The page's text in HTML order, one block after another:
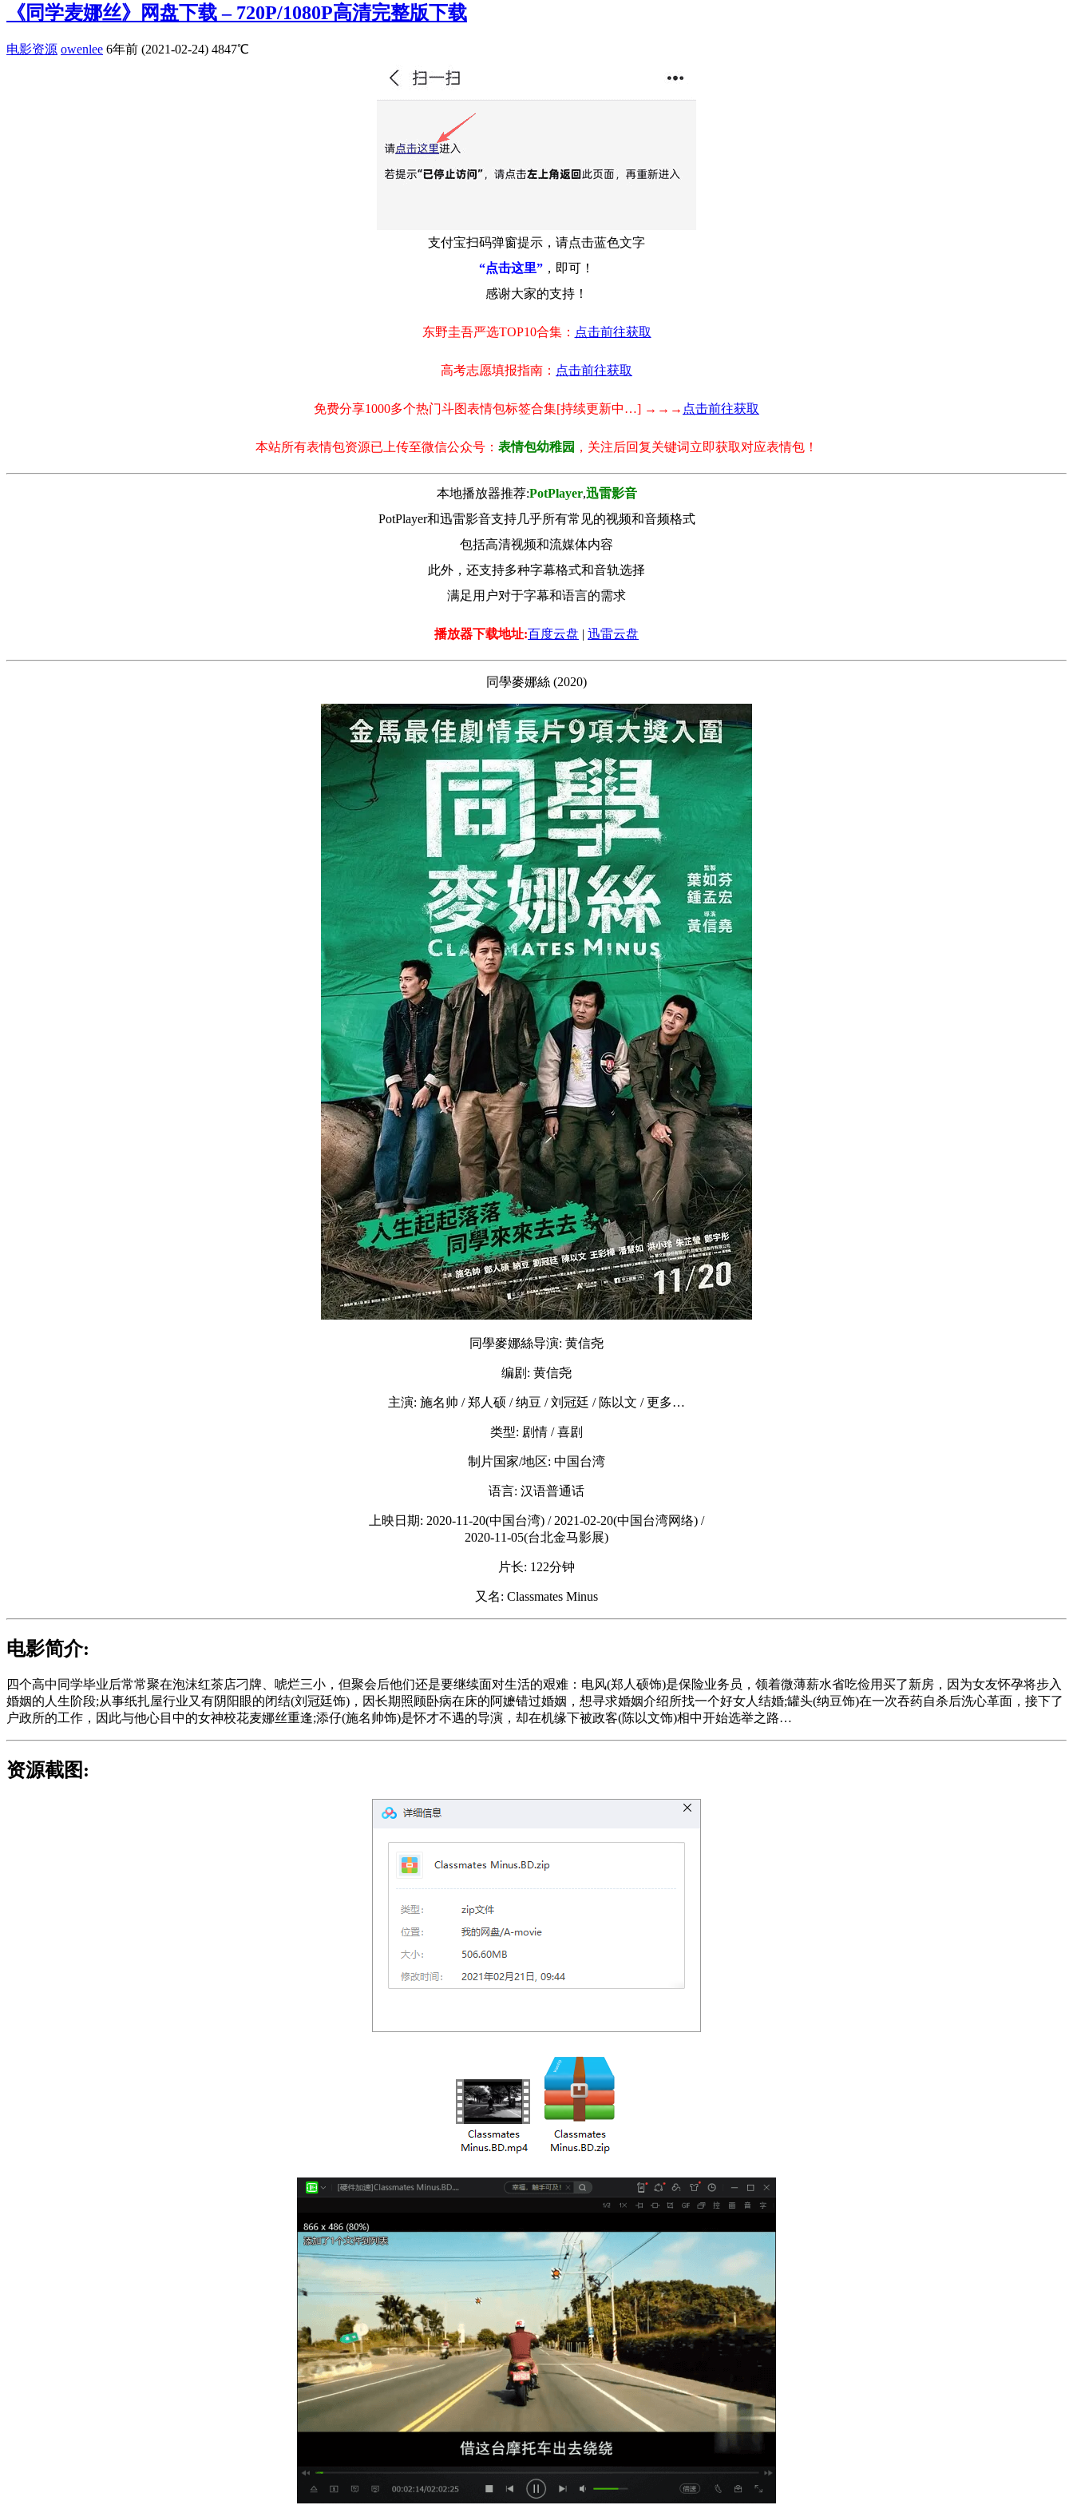
《同学麦娜丝》网盘下载 – 720P/1080P高清完整版下载
电影资源 owenlee 6年前 (2021-02-24) 4847℃
支付宝扫码弹窗提示，请点击蓝色文字
“点击这里” ，即可！
感谢大家的支持！
东野圭吾严选TOP10合集： 点击前往获取
高考志愿填报指南： 点击前往获取
免费分享1000多个热门斗图表情包标签合集[持续更新中…] →→→ 点击前往获取
本站所有表情包资源已上传至微信公众号： 表情包幼稚园 ，关注后回复关键词立即获取对应表情包！
本地播放器推荐:РotРlayer,迅雷影音
PotPlayer和迅雷影音支持几乎所有常见的视频和音频格式
包括高清视频和流媒体内容
此外，还支持多种字幕格式和音轨选择
满足用户对于字幕和语言的需求
播放器下载地址:百度云盘 | 迅雷云盘
同學麥娜絲 (2020)
同學麥娜絲导演: 黄信尧
编剧: 黄信尧
主演: 施名帅 / 郑人硕 / 纳豆 / 刘冠廷 / 陈以文 / 更多…
类型: 剧情 / 喜剧
制片国家/地区: 中国台湾
语言: 汉语普通话
上映日期: 2020-11-20(中国台湾) / 2021-02-20(中国台湾网络) /
2020-11-05(台北金马影展)
片长: 122分钟
又名: Classmates Minus
电影简介:
四个高中同学毕业后常常聚在泡沫红茶店刁牌、唬烂三小，但聚会后他们还是要继续面对生活的艰难：电风(郑人硕饰)是保险业务员，领着微薄薪水省吃俭用买了新房，因为女友怀孕将步入
婚姻的人生阶段;从事纸扎屋行业又有阴阳眼的闭结(刘冠廷饰)，因长期照顾卧病在床的阿嬷错过婚姻，想寻求婚姻介绍所找一个好女人结婚;罐头(纳豆饰)在一次吞药自杀后洗心革面，接下了
户政所的工作，因此与他心目中的女神校花麦娜丝重逢;添仔(施名帅饰)是怀才不遇的导演，却在机缘下被政客(陈以文饰)相中开始选举之路…
资源截图: